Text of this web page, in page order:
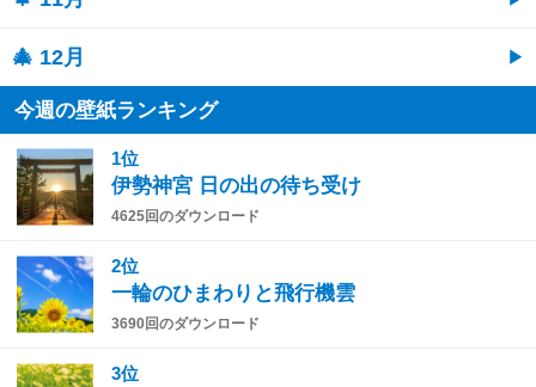
🎄 12月
今週の壁紙ランキング
1位
伊勢神宮 日の出の待ち受け
4625回のダウンロード
2位
一輪のひまわりと飛行機雲
3690回のダウンロード
3位